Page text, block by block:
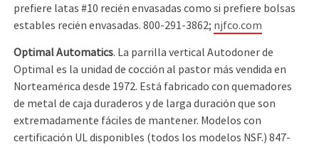
prefiere latas #10 recién envasadas como si prefiere bolsas
estables recién envasadas. 800-291-3862; njfco.com
Optimal Automatics. La parrilla vertical Autodoner de
Optimal es la unidad de cocción al pastor más vendida en
Norteamérica desde 1972. Está fabricado con quemadores
de metal de caja duraderos y de larga duración que son
extremadamente fáciles de mantener. Modelos con
certificación UL disponibles (todos los modelos NSF.) 847-